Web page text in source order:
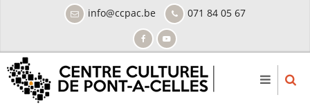
principal
info@ccpac.be 071 84 05 67